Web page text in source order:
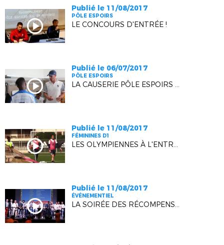
Publié le 11/08/2017
PÔLE ESPOIRS
LE CONCOURS D'ENTRÉE !
Publié le 06/07/2017
PÔLE ESPOIRS
LA CAUSERIE PÔLE ESPOIRS - NICE U15
Publié le 11/08/2017
FÉMININES D1
LES OLYMPIENNES À L'ENTRAINEMENT
Publié le 11/08/2017
ÉVÉNEMENTIEL
LA SOIRÉE DES RÉCOMPENSES SE MET EN SEYNE !